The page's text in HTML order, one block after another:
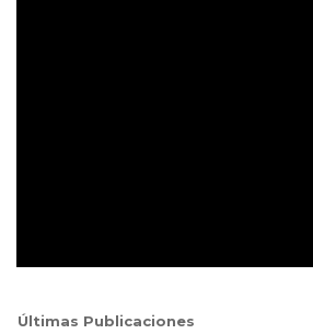
Últimas Publicaciones